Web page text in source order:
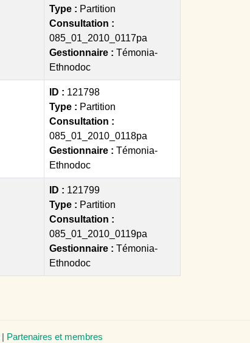
Type : Partition
Consultation :
085_01_2010_0117pa
Gestionnaire : Témonia-
Ethnodoc
ID : 121798
Type : Partition
Consultation :
085_01_2010_0118pa
Gestionnaire : Témonia-
Ethnodoc
ID : 121799
Type : Partition
Consultation :
085_01_2010_0119pa
Gestionnaire : Témonia-
Ethnodoc
| Partenaires et membres